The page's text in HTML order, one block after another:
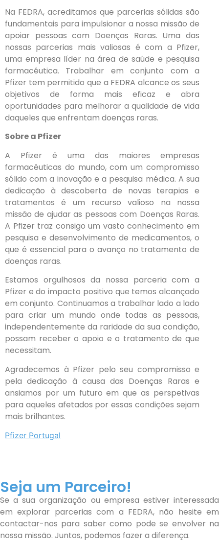
Na FEDRA, acreditamos que parcerias sólidas são
fundamentais para impulsionar a nossa missão de
apoiar pessoas com Doenças Raras. Uma das
nossas parcerias mais valiosas é com a Pfizer,
uma empresa líder na área de saúde e pesquisa
farmacêutica. Trabalhar em conjunto com a
Pfizer tem permitido que a FEDRA alcance os seus
objetivos de forma mais eficaz e abra
oportunidades para melhorar a qualidade de vida
daqueles que enfrentam doenças raras.
Sobre a Pfizer
A Pfizer é uma das maiores empresas
farmacêuticas do mundo, com um compromisso
sólido com a inovação e a pesquisa médica. A sua
dedicação à descoberta de novas terapias e
tratamentos é um recurso valioso na nossa
missão de ajudar as pessoas com Doenças Raras.
A Pfizer traz consigo um vasto conhecimento em
pesquisa e desenvolvimento de medicamentos, o
que é essencial para o avanço no tratamento de
doenças raras.
Estamos orgulhosos da nossa parceria com a
Pfizer e do impacto positivo que temos alcançado
em conjunto. Continuamos a trabalhar lado a lado
para criar um mundo onde todas as pessoas,
independentemente da raridade da sua condição,
possam receber o apoio e o tratamento de que
necessitam.
Agradecemos à Pfizer pelo seu compromisso e
pela dedicação à causa das Doenças Raras e
ansiamos por um futuro em que as perspetivas
para aqueles afetados por essas condições sejam
mais brilhantes.
Pfizer Portugal
Seja um Parceiro!
Se a sua organização ou empresa estiver interessada
em explorar parcerias com a FEDRA, não hesite em
contactar-nos para saber como pode se envolver na
nossa missão. Juntos, podemos fazer a diferença.